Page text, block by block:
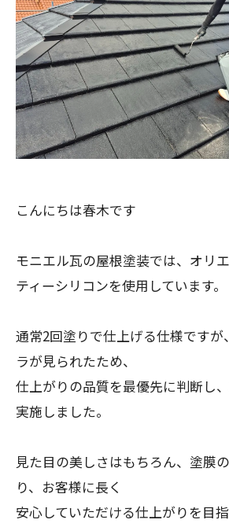
こんにちは春木です
モニエル瓦の屋根塗装では、オリ
ティーシリコンを使用しています。
通常2回塗りで仕上げる仕様ですが
ラが見られたため、
仕上がりの品質を最優先に判断し
実施しました。
見た目の美しさはもちろん、塗膜
り、お客様に長く
安心していただける仕上がりを目指